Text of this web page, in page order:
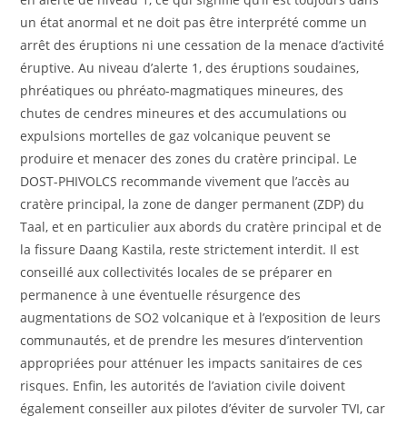
un état anormal et ne doit pas être interprété comme un
arrêt des éruptions ni une cessation de la menace d’activité
éruptive. Au niveau d’alerte 1, des éruptions soudaines,
phréatiques ou phréato-magmatiques mineures, des
chutes de cendres mineures et des accumulations ou
expulsions mortelles de gaz volcanique peuvent se
produire et menacer des zones du cratère principal. Le
DOST-PHIVOLCS recommande vivement que l’accès au
cratère principal, la zone de danger permanent (ZDP) du
Taal, et en particulier aux abords du cratère principal et de
la fissure Daang Kastila, reste strictement interdit. Il est
conseillé aux collectivités locales de se préparer en
permanence à une éventuelle résurgence des
augmentations de SO2 volcanique et à l’exposition de leurs
communautés, et de prendre les mesures d’intervention
appropriées pour atténuer les impacts sanitaires de ces
risques. Enfin, les autorités de l’aviation civile doivent
également conseiller aux pilotes d’éviter de survoler TVI, car